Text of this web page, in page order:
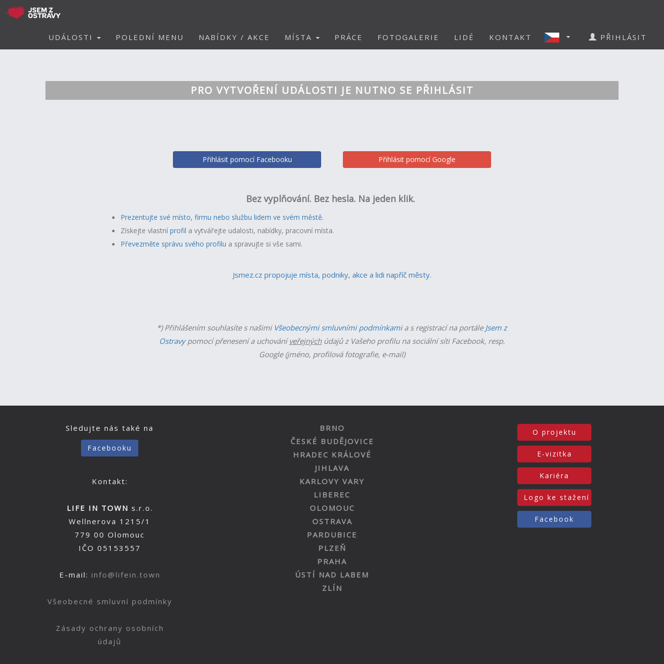
UDÁLOSTI POLEDNÍ MENU NABÍDKY / AKCE MÍSTA PRÁCE FOTOGALERIE LIDÉ KONTAKT PŘIHLÁSIT
PRO VYTVOŘENÍ UDÁLOSTI JE NUTNO SE PŘIHLÁSIT
Přihlásit pomocí Facebooku Přihlásit pomocí Google
Bez vyplňování. Bez hesla. Na jeden klik.
Prezentujte své místo, firmu nebo službu lidem ve svém městě.
Získejte vlastní profil a vytvářejte udalosti, nabídky, pracovní místa.
Převezměte správu svého profilu a spravujte si vše sami.
Jsmez.cz propojuje místa, podniky, akce a lidi napříč městy.
*) Přihlášením souhlasíte s našimi Všeobecnými smluvními podmínkamia s registrací na portále Jsem z
Ostravypomocí přenesení a uchováníveřejnýchúdajů z Vašeho profilu na sociální síti Facebook, resp.
Google (jméno, profilová fotografie, e-mail)
Sledujte nás také na
Facebooku
Kontakt:
LIFE IN TOWN s.r.o.
Wellnerova 1215/1
779 00 Olomouc
IČO 05153557
E-mail: info@lifein.town
Všeobecné smluvní podmínky
Zásady ochrany osobních
údajů
BRNO
ČESKÉ BUDĚJOVICE
HRADEC KRÁLOVÉ
JIHLAVA
KARLOVY VARY
LIBEREC
OLOMOUC
OSTRAVA
PARDUBICE
PLZEŇ
PRAHA
ÚSTÍ NAD LABEM
ZLÍN
O projektu
E-vizitka
Kariéra
Logo ke stažení
Facebook